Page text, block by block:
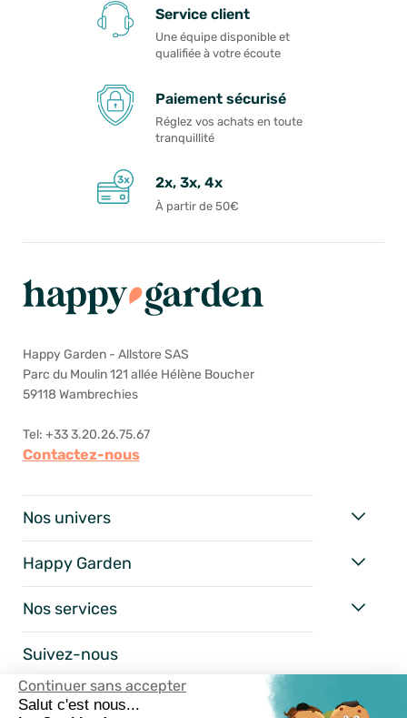
Continuer sans accepter
Salut c'est nous...
Service client
Une équipe disponible et
qualifiée à votre écoute
Paiement sécurisé
Réglez vos achats en toute
tranquillité
2x, 3x, 4x
À partir de 50€
Happy Garden - Allstore SAS
Parc du Moulin 121 allée Hélène Boucher
59118 Wambrechies
Tel: +33 3.20.26.75.67
Contactez-nous
Nos univers
Happy Garden
Nos services
Suivez-nous